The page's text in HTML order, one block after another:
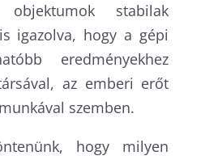
stabilak
igazolva, hogy a gépi
eredményekhez
az emberi erőt
szemben.
hogy milyen